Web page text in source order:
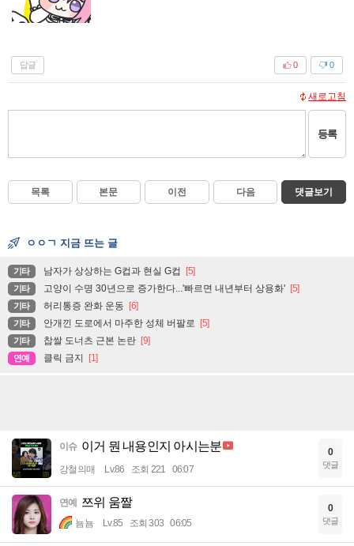
답글 0
0
새로고침
등록
목록 본문 이전 다음 댓글보기
ㅇㅇㄱ 지금 뜨는 글
기타 남자가 상상하는 G컵과 현실 G컵 [5]
기타 고양이 수명 30년으로 증가한다...'빠르면 내년부터 상용화' [5]
기타 허리통증 완화 운동 [6]
기타 안개낀 도로에서 마주한 성체 버팔로 [5]
기타 찹쌀 도너츠 근본 논란 [9]
연예 클릭 금지 [1]
이슈 이거 뭔 내용인지 아시는분
강철의매 Lv.86 조회 221 06:07
0
댓글
연예 쯔위 움짤
뇸뇸 Lv.85 조회 303 06:05
0
댓글